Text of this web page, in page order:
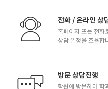
전화 / 온라인 상
홈페이지 또는 전화
상담 일정을 조율합
방문 상담진행
학원에 방문하여 학